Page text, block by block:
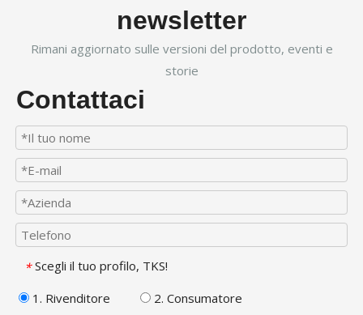
newsletter
Rimani aggiornato sulle versioni del prodotto, eventi e
storie
Contattaci
* Scegli il tuo profilo, TKS!
1. Rivenditore
2. Consumatore